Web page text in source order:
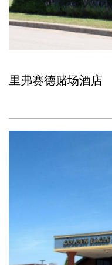
里弗赛德赌场酒店